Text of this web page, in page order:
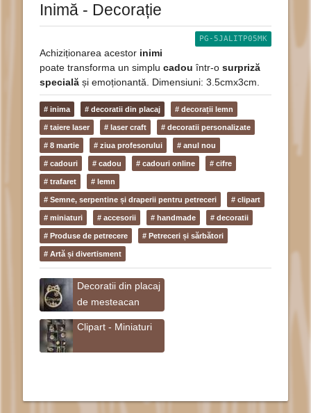
Inimă - Decorație
PG-5JALITP05MK
Achiziționarea acestor inimi
poate transforma un simplu cadou într-o surpriză
specialăși emoționantă. Dimensiuni: 3.5cmx3cm.
# inima # decoratii din placaj # decorații lemn
# taiere laser # laser craft # decoratii personalizate
# 8 martie # ziua profesorului # anul nou
# cadouri # cadou # cadouri online # cifre
# trafaret # lemn
# Semne, serpentine și draperii pentru petreceri # clipart
# miniaturi # accesorii # handmade # decoratii
# Produse de petrecere # Petreceri și sărbători
# Artă și divertisment
Decoratii din placaj
de mesteacan
Clipart - Miniaturi